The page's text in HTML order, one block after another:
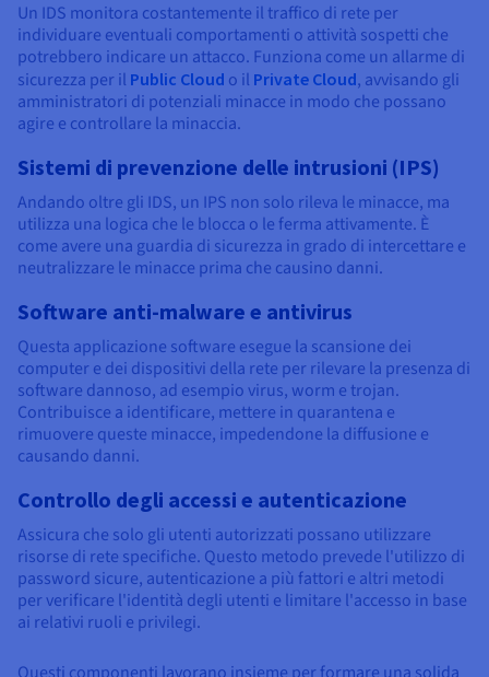
Un IDS monitora costantemente il traffico di rete per
individuare eventuali comportamenti o attività sospetti che
potrebbero indicare un attacco. Funziona come un allarme di
sicurezza per il Public Cloud o il Private Cloud, avvisando gli
amministratori di potenziali minacce in modo che possano
agire e controllare la minaccia.
Sistemi di prevenzione delle intrusioni (IPS)
Andando oltre gli IDS, un IPS non solo rileva le minacce, ma
utilizza una logica che le blocca o le ferma attivamente. È
come avere una guardia di sicurezza in grado di intercettare e
neutralizzare le minacce prima che causino danni.
Software anti-malware e antivirus
Questa applicazione software esegue la scansione dei
computer e dei dispositivi della rete per rilevare la presenza di
software dannoso, ad esempio virus, worm e trojan.
Contribuisce a identificare, mettere in quarantena e
rimuovere queste minacce, impedendone la diffusione e
causando danni.
Controllo degli accessi e autenticazione
Assicura che solo gli utenti autorizzati possano utilizzare
risorse di rete specifiche. Questo metodo prevede l'utilizzo di
password sicure, autenticazione a più fattori e altri metodi
per verificare l'identità degli utenti e limitare l'accesso in base
ai relativi ruoli e privilegi.